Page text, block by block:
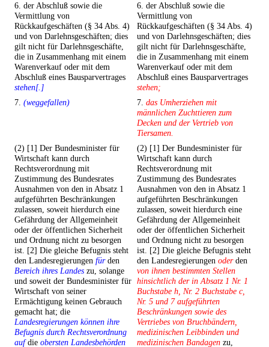
6. der Abschluß sowie die
Vermittlung von
Rückkaufgeschäften (§ 34 Abs. 4)
und von Darlehnsgeschäften; dies
gilt nicht für Darlehnsgeschäfte,
die in Zusammenhang mit einem
Warenverkauf oder mit dem
Abschluß eines Bausparvertrages
stehen[.]
6. der Abschluß sowie die
Vermittlung von
Rückkaufgeschäften (§ 34 Abs. 4)
und von Darlehnsgeschäften; dies
gilt nicht für Darlehnsgeschäfte,
die in Zusammenhang mit einem
Warenverkauf oder mit dem
Abschluß eines Bausparvertrages
stehen;
7. (weggefallen) 7. das Umherziehen mit
männlichen Zuchttieren zum
Decken und der Vertrieb von
Tiersamen.
(2) [1] Der Bundesminister für
Wirtschaft kann durch
Rechtsverordnung mit
Zustimmung des Bundesrates
Ausnahmen von den in Absatz 1
aufgeführten Beschränkungen
zulassen, soweit hierdurch eine
Gefährdung der Allgemeinheit
oder der öffentlichen Sicherheit
und Ordnung nicht zu besorgen
ist. [2] Die gleiche Befugnis steht
den Landesregierungen fürden
Bereich ihres Landes zu, solange
und soweit der Bundesminister für
Wirtschaft von seiner
Ermächtigung keinen Gebrauch
gemacht hat; die
Landesregierungen können ihre
Befugnis durch Rechtsverordnung
aufdie obersten Landesbehörden
(2) [1] Der Bundesminister für
Wirtschaft kann durch
Rechtsverordnung mit
Zustimmung des Bundesrates
Ausnahmen von den in Absatz 1
aufgeführten Beschränkungen
zulassen, soweit hierdurch eine
Gefährdung der Allgemeinheit
oder der öffentlichen Sicherheit
und Ordnung nicht zu besorgen
ist. [2] Die gleiche Befugnis steht
den Landesregierungen oderden
von ihnen bestimmten Stellen
hinsichtlich der in Absatz 1 Nr. 1
Buchstabe h, Nr. 2 Buchstabe c,
Nr. 5 und 7 aufgeführten
Beschränkungen sowie des
Vertriebes von Bruchbändern,
medizinischen Leibbinden und
medizinischen Bandagen zu,